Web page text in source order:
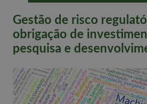
Gestão de risco
obrigação de
pesquisa e